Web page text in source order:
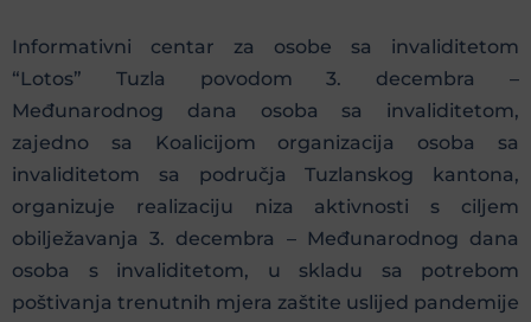
Informativni centar za osobe sa invaliditetom
“Lotos” Tuzla povodom 3. decembra –
Međunarodnog dana osoba sa invaliditetom,
zajedno sa Koalicijom organizacija osoba sa
invaliditetom sa područja Tuzlanskog kantona,
organizuje realizaciju niza aktivnosti s ciljem
obilježavanja 3. decembra – Međunarodnog dana
osoba s invaliditetom, u skladu sa potrebom
poštivanja trenutnih mjera zaštite uslijed pandemije